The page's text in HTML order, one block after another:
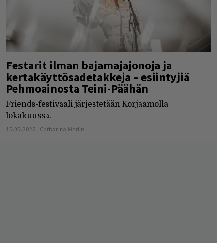
Festarit ilman bajamajajonoja ja
kertakäyttösadetakkeja – esiintyjiä
Pehmoainosta Teini-Päähän
Friends-festivaali järjestetään Korjaamolla
lokakuussa.
15.09.2022 Catharina Herlin